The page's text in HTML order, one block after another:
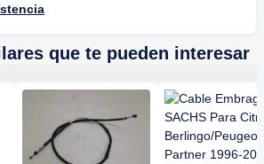
que te pueden interesar